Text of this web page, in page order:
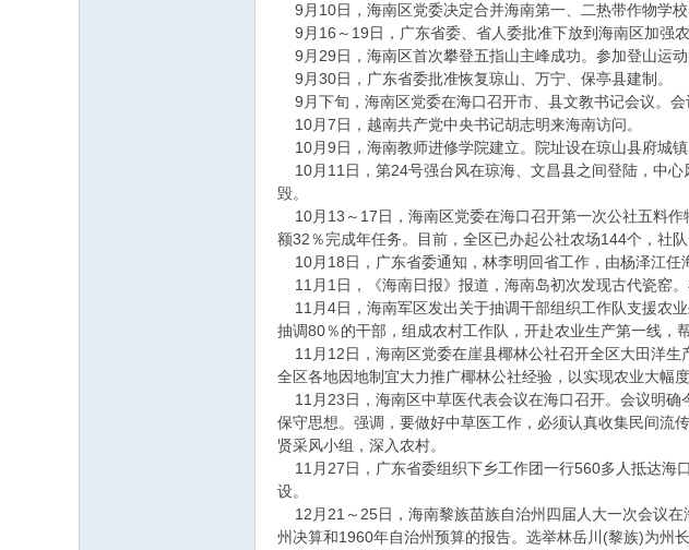
9月10日，海南区党委决定合并海南第一、二热带作物学校
9月16～19日，广东省委、省人委批准下放到海南区加强
9月29日，海南区首次攀登五指山主峰成功。参加登山运
9月30日，广东省委批准恢复琼山、万宁、保亭县建制。
9月下旬，海南区党委在海口召开市、县文教书记会议。
10月7日，越南共产党中央书记胡志明来海南访问。
10月9日，海南教师进修学院建立。院址设在琼山县府城镇
10月11日，第24号强台风在琼海、文昌县之间登陆，中
毁。
10月13～17日，海南区党委在海口召开第一次公社五料作
额32％完成年任务。目前，全区已办起公社农场144个，社
10月18日，广东省委通知，林李明回省工作，由杨泽江任
11月1日，《海南日报》报道，海南岛初次发现古代瓷窑
11月4日，海南军区发出关于抽调干部组织工作队支援农
抽调80％的干部，组成农村工作队，开赴农业生产第一线，
11月12日，海南区党委在崖县椰林公社召开全区大田洋生
全区各地因地制宜大力推广椰林公社经验，以实现农业大幅度
11月23日，海南区中草医代表会议在海口召开。会议明确
保守思想。强调，要做好中草医工作，必须认真收集民间流
贤采风小组，深入农村。
11月27日，广东省委组织下乡工作团一行560多人抵达海
设。
12月21～25日，海南黎族苗族自治州四届人大一次会议
州决算和1960年自治州预算的报告。选举林岳川(黎族)为州